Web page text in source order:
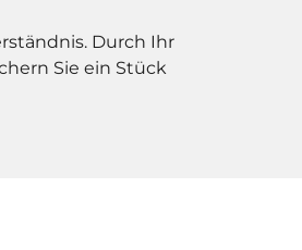
Durch Ihr
Sie ein Stück